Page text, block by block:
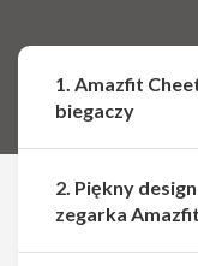
1. Amazfit
biegaczy
2. Piękny
zegarka Amazfit